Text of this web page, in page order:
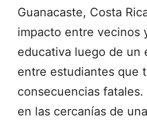
Guanacaste, Costa
impacto entre vecinos
educativa luego de un
entre estudiantes que
consecuencias
en las cercanías de